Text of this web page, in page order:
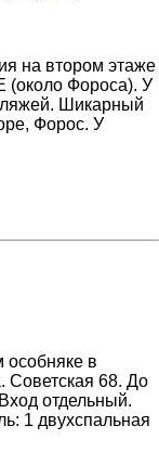
на втором этаже
Фороса). У
Шикарный
Форос. У
особняке в
Советская 68. До
отдельный.
1 двухспальная